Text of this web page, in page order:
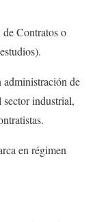
de Contratos o
administración de
sector industrial,
en régimen